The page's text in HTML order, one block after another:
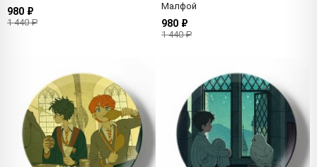
980 ₽
1 440 ₽
Малфой
980 ₽
1 440 ₽